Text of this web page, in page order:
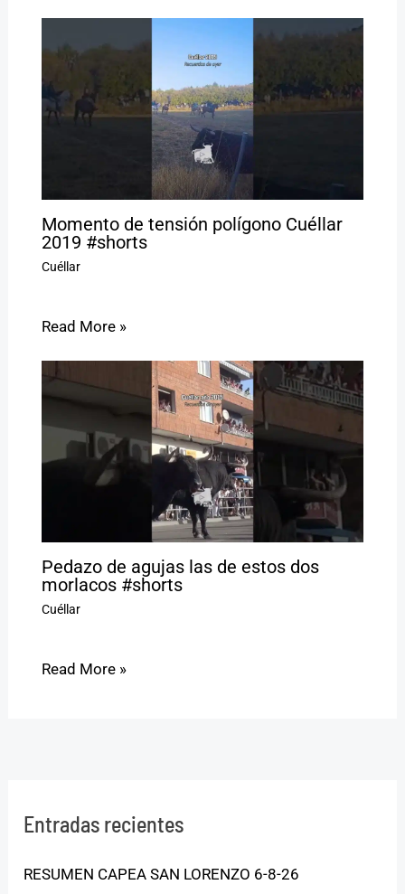
Momento de tensión polígono Cuéllar
2019 #shorts
Cuéllar
Read More »
Pedazo de agujas las de estos dos
morlacos #shorts
Cuéllar
Read More »
Entradas recientes
RESUMEN CAPEA SAN LORENZO 6-8-26